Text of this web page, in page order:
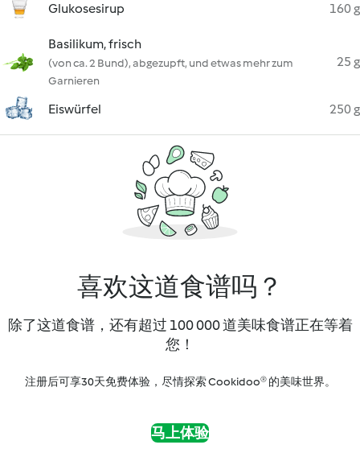
Glukosesirup 160 g
Basilikum, frisch
(von ca. 2 Bund), abgezupft, und etwas mehr zum
Garnieren
25 g
Eiswürfel 250 g
喜欢这道食谱吗？
除了这道食谱，还有超过 100 000 道美味食谱正在等着
您！
注册后可享30天免费体验，尽情探索 Cookidoo® 的美味世界。
马上体验